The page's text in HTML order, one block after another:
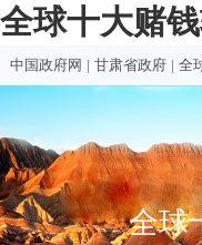
全球十大赌
中国政府网 | 甘肃省政府 | 全
全球